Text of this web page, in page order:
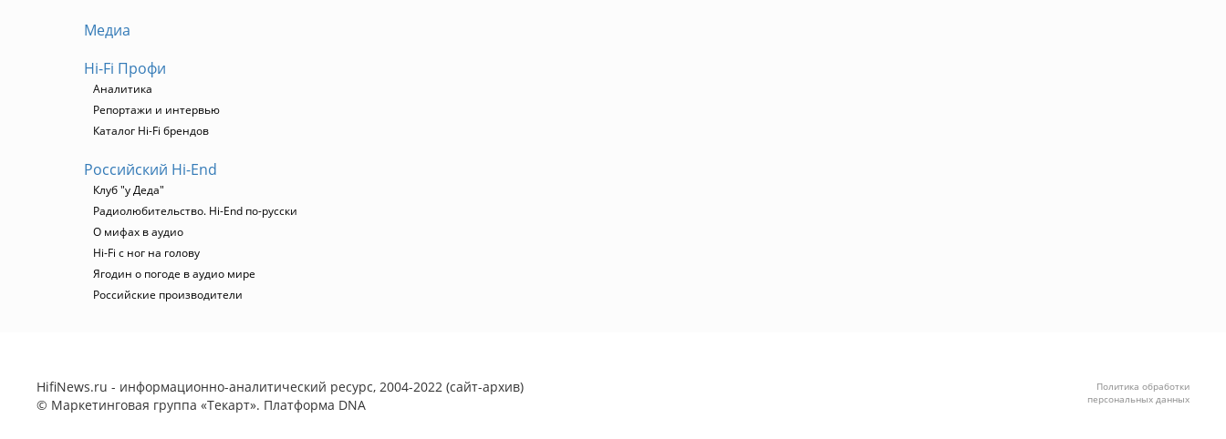
Медиа
Hi-Fi Профи
Аналитика
Репортажи и интервью
Каталог Hi-Fi брендов
Российский Hi-End
Клуб "у Деда"
Радиолюбительство. Hi-End по-русски
О мифах в аудио
Hi-Fi с ног на голову
Ягодин о погоде в аудио мире
Российские производители
HifiNews.ru - информационно-аналитический ресурс, 2004-2022 (сайт-архив)
© Маркетинговая группа «Текарт». Платформа DNA
Политика обработки
персональных данных